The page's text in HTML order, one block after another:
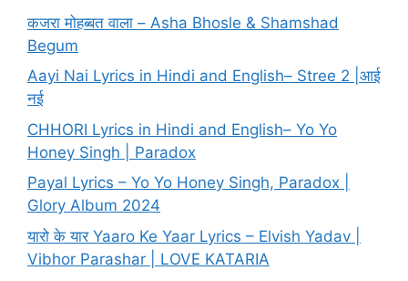
कजरा मोहब्बत वाला – Asha Bhosle & Shamshad
Begum
Aayi Nai Lyrics in Hindi and English– Stree 2 |आई
नई
CHHORI Lyrics in Hindi and English– Yo Yo
Honey Singh | Paradox
Payal Lyrics – Yo Yo Honey Singh, Paradox |
Glory Album 2024
यारो के यार Yaaro Ke Yaar Lyrics – Elvish Yadav |
Vibhor Parashar | LOVE KATARIA